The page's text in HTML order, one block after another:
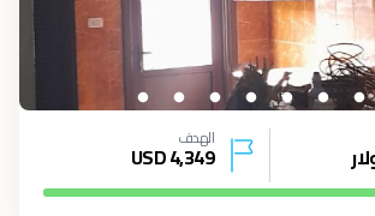
الهدف
4,349
USD